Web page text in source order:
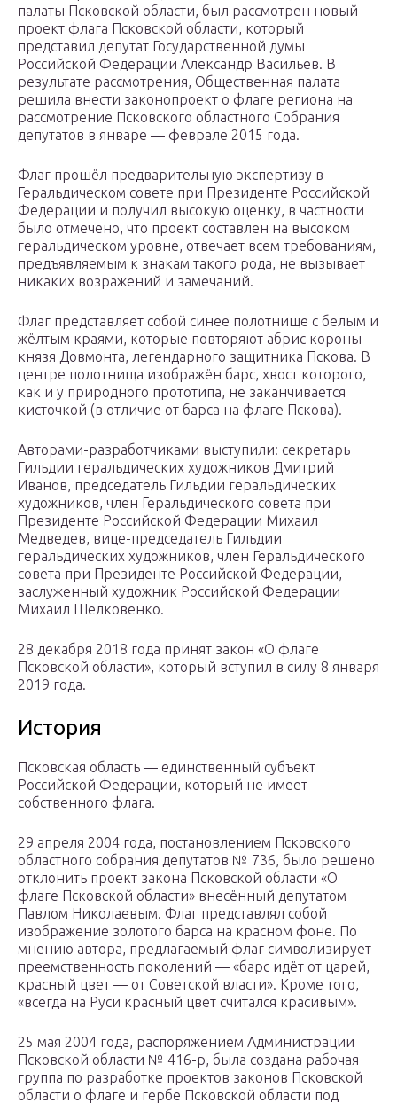
палаты Псковской области, был рассмотрен новый
проект флага Псковской области, который
представил депутат Государственной думы
Российской Федерации Александр Васильев. В
результате рассмотрения, Общественная палата
решила внести законопроект о флаге региона на
рассмотрение Псковского областного Собрания
депутатов в январе — феврале 2015 года.
Флаг прошёл предварительную экспертизу в
Геральдическом совете при Президенте Российской
Федерации и получил высокую оценку, в частности
было отмечено, что проект составлен на высоком
геральдическом уровне, отвечает всем требованиям,
предъявляемым к знакам такого рода, не вызывает
никаких возражений и замечаний.
Флаг представляет собой синее полотнище с белым и
жёлтым краями, которые повторяют абрис короны
князя Довмонта, легендарного защитника Пскова. В
центре полотнища изображён барс, хвост которого,
как и у природного прототипа, не заканчивается
кисточкой (в отличие от барса на флаге Пскова).
Авторами-разработчиками выступили: секретарь
Гильдии геральдических художников Дмитрий
Иванов, председатель Гильдии геральдических
художников, член Геральдического совета при
Президенте Российской Федерации Михаил
Медведев, вице-председатель Гильдии
геральдических художников, член Геральдического
совета при Президенте Российской Федерации,
заслуженный художник Российской Федерации
Михаил Шелковенко.
28 декабря 2018 года принят закон «О флаге
Псковской области», который вступил в силу 8 января
2019 года.
История
Псковская область — единственный субъект
Российской Федерации, который не имеет
собственного флага.
29 апреля 2004 года, постановлением Псковского
областного собрания депутатов № 736, было решено
отклонить проект закона Псковской области «О
флаге Псковской области» внесённый депутатом
Павлом Николаевым. Флаг представлял собой
изображение золотого барса на красном фоне. По
мнению автора, предлагаемый флаг символизирует
преемственность поколений — «барс идёт от царей,
красный цвет — от Советской власти». Кроме того,
«всегда на Руси красный цвет считался красивым».
25 мая 2004 года, распоряжением Администрации
Псковской области № 416-р, была создана рабочая
группа по разработке проектов законов Псковской
области о флаге и гербе Псковской области под